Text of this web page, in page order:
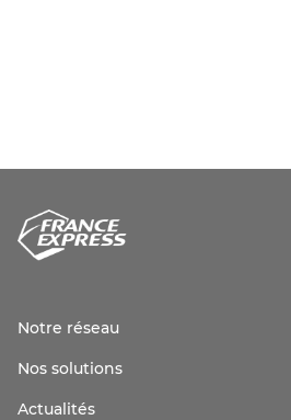
Notre réseau
Nos solutions
Actualités